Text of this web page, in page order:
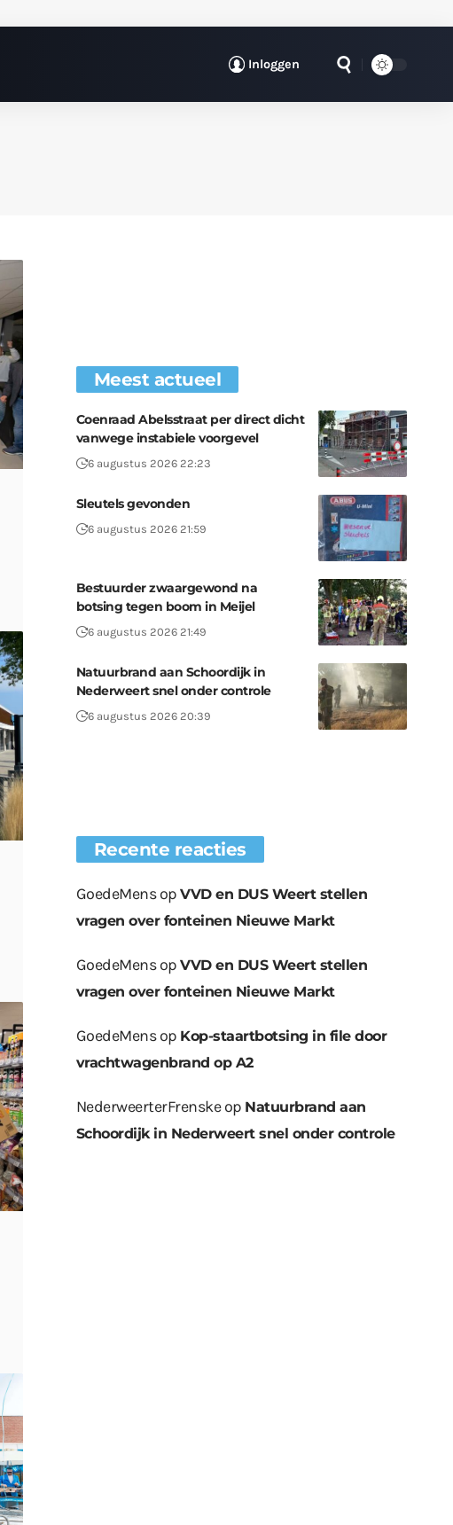
Inloggen
Meest actueel
Coenraad Abelsstraat per direct dicht
vanwege instabiele voorgevel
6 augustus 2026 22:23
Sleutels gevonden
6 augustus 2026 21:59
Bestuurder zwaargewond na
botsing tegen boom in Meijel
6 augustus 2026 21:49
Natuurbrand aan Schoordijk in
Nederweert snel onder controle
6 augustus 2026 20:39
Recente reacties
GoedeMensopVVD en DUS Weert stellen
vragen over fonteinen Nieuwe Markt
GoedeMensopVVD en DUS Weert stellen
vragen over fonteinen Nieuwe Markt
GoedeMensop Kop-staartbotsing in file door
vrachtwagenbrand op A2
NederweerterFrenskeop Natuurbrand aan
Schoordijk in Nederweert snel onder controle